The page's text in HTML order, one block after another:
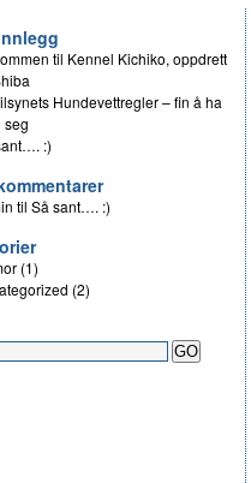
til Kennel Kichiko, oppdrett
Hundevettregler – fin å ha
seg
:)
til Så sant…. :)
(1)
(2)